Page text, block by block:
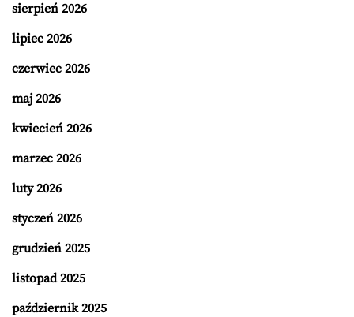
sierpień 2026
lipiec 2026
czerwiec 2026
maj 2026
kwiecień 2026
marzec 2026
luty 2026
styczeń 2026
grudzień 2025
listopad 2025
październik 2025